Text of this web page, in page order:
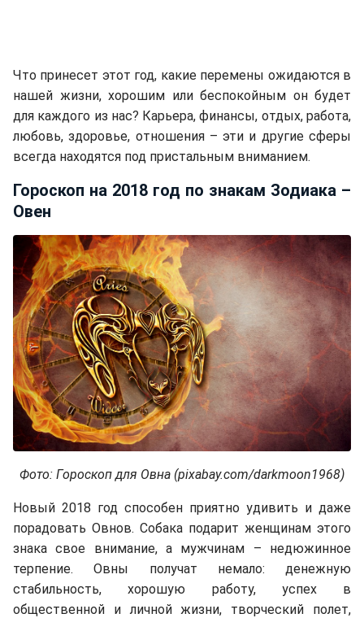
Что принесет этот год, какие перемены ожидаются в
нашей жизни, хорошим или беспокойным он будет
для каждого из нас? Карьера, финансы, отдых, работа,
любовь, здоровье, отношения – эти и другие сферы
всегда находятся под пристальным вниманием.
Гороскоп на 2018 год по знакам Зодиака –
Овен
Фото: Гороскоп для Овна (pixabay.com/darkmoon1968)
Новый 2018 год способен приятно удивить и даже
порадовать Овнов. Собака подарит женщинам этого
знака свое внимание, а мужчинам – недюжинное
терпение. Овны получат немало: денежную
стабильность, хорошую работу, успех в
общественной и личной жизни, творческий полет,